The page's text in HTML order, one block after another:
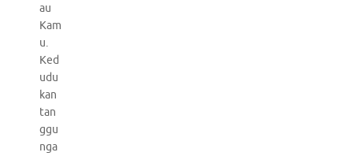
au
Kam
u.
Ked
udu
kan
tan
ggu
nga